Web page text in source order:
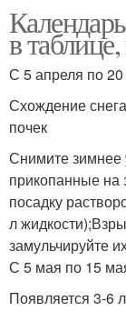
в
С 5 апреля по
Схождение
почек
Снимите зимнее
прикопанные на
посадку
л
замульчируйте
С 5 мая по 15
Появляется 3-6